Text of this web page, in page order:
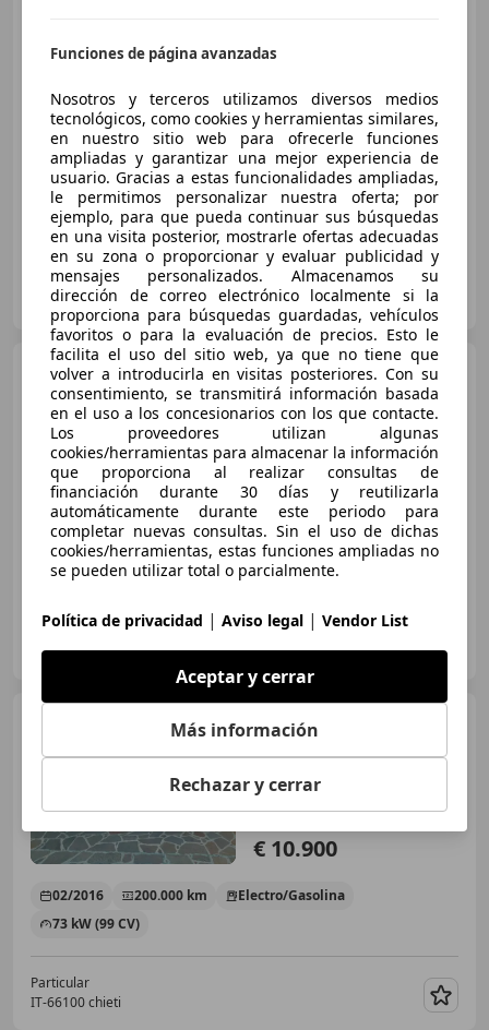
€ 12.500
12/2016 144.000 km
Electro/Gasolina
73 kW (99 CV)
Particular
IT-00143 Roma
Lexus CT 200h
CT 2010 1.8
hybrid F-Sport cvt E6
€ 13.400
09/2016 226.587 km
Electro/Gasolina
100 kW (136 CV)
BJ Auto di Bilo Julian
IT-24066 Pedrengo - Bergamo
Lexus CT 200h
hybrid Business cvt E6
€ 10.900
02/2016 200.000 km
Electro/Gasolina
73 kW (99 CV)
Particular
IT-66100 chieti
Funciones de página avanzadas
Nosotros y terceros utilizamos diversos medios
tecnológicos, como cookies y herramientas similares,
en nuestro sitio web para ofrecerle funciones
ampliadas y garantizar una mejor experiencia de
usuario. Gracias a estas funcionalidades ampliadas,
le permitimos personalizar nuestra oferta; por
ejemplo, para que pueda continuar sus búsquedas
en una visita posterior, mostrarle ofertas adecuadas
en su zona o proporcionar y evaluar publicidad y
mensajes personalizados. Almacenamos su
dirección de correo electrónico localmente si la
proporciona para búsquedas guardadas, vehículos
favoritos o para la evaluación de precios. Esto le
facilita el uso del sitio web, ya que no tiene que
volver a introducirla en visitas posteriores. Con su
consentimiento, se transmitirá información basada
en el uso a los concesionarios con los que contacte.
Los proveedores utilizan algunas
cookies/herramientas para almacenar la información
que proporciona al realizar consultas de
financiación durante 30 días y reutilizarla
automáticamente durante este periodo para
completar nuevas consultas. Sin el uso de dichas
cookies/herramientas, estas funciones ampliadas no
se pueden utilizar total o parcialmente.
Política de privacidad | Aviso legal | Vendor List
Aceptar y cerrar
Más información
Rechazar y cerrar